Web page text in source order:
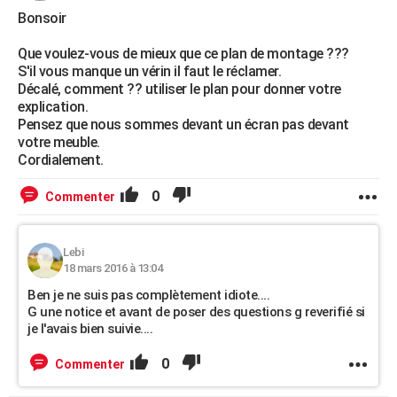
Bonsoir
Que voulez-vous de mieux que ce plan de montage ???
S'il vous manque un vérin il faut le réclamer.
Décalé, comment ?? utiliser le plan pour donner votre
explication.
Pensez que nous sommes devant un écran pas devant
votre meuble.
Cordialement.
Commenter 0
Lebi
18 mars 2016 à 13:04
Ben je ne suis pas complètement idiote....
G une notice et avant de poser des questions g reverifié si
je l'avais bien suivie....
Commenter 0